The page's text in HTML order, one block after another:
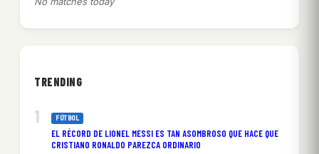
TRENDING
FÚTBOL
EL RÉCORD DE LIONEL MESSI ES TAN ASOMBROSO QUE HACE QUE
CRISTIANO RONALDO PAREZCA ORDINARIO